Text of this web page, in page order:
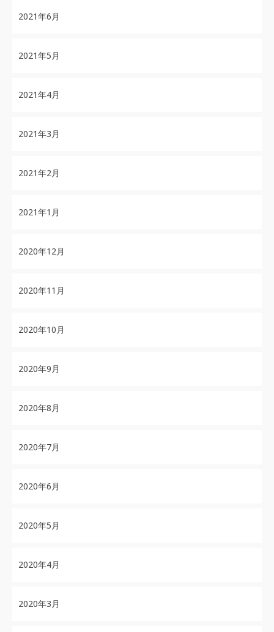
2021年6月
2021年5月
2021年4月
2021年3月
2021年2月
2021年1月
2020年12月
2020年11月
2020年10月
2020年9月
2020年8月
2020年7月
2020年6月
2020年5月
2020年4月
2020年3月